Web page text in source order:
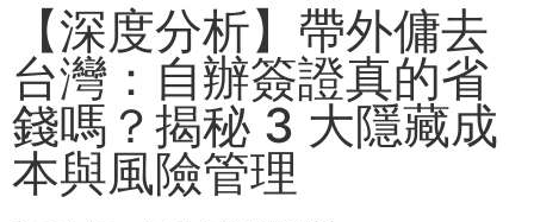
【深度分析】帶外傭去
台灣：自辦簽證真的省
錢嗎？揭秘 3 大隱藏成
本與風險管理